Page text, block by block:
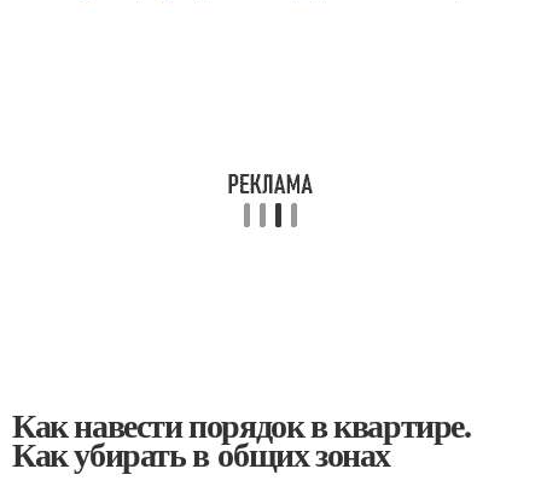
Как навести порядок в квартире.
Как убирать в общих зонах